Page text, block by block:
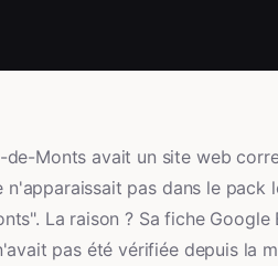
de-Monts avait un site web
pas dans le pack
La raison ? Sa fiche Google
pas été vérifiée depuis la